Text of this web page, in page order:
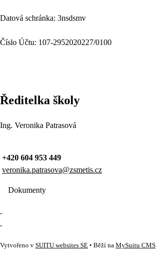
Datová schránka: 3nsdsmv
Číslo Účtu: 107-2952020227/0100
Ředitelka školy
Ing. Veronika Patrasová
+420 604 953 449
veronika.patrasova@zsmetis.cz
Dokumenty
Vytvořeno v SUITU websites SE • Běží na MySuitu CMS